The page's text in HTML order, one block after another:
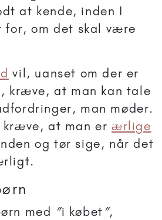
at kende, inden I
for, om det skal være
vil, uanset om der er
kræve, at man kan tale
man møder.
kræve, at man erærlige
og tør sige, når det
med ”i købet ”,